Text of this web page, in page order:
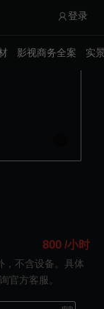
登录
影视商务全案 实
800 /小时
，不含设备。具体
官方客服。